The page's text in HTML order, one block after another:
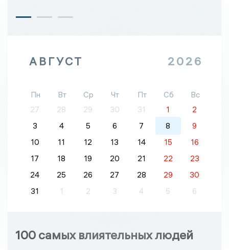
АВГУСТ 2026
Пн Вт Ср Чт Пт Сб
Вс
27
28 29 30 31 1
2
3
4 5 6 7 8
9
10
11 12 13 14 15
16
17
18 19 20 21 22
23
24
25 26 27 28 29
30
31
1 2 3 4 5 6
100 самых влиятельных людей